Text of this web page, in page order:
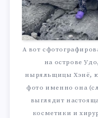
А вот
на острове
ныряльщицы Хэнё,
фото именно она
выглядит
косметики и